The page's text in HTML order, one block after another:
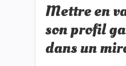
Mettre en
son profil
dans un